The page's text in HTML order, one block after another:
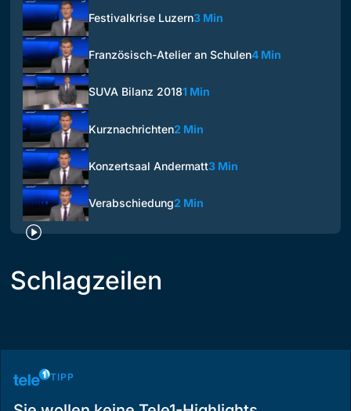
Festivalkrise Luzern3 Min
Französisch-Atelier an Schulen4 Min
SUVA Bilanz 20181 Min
Kurznachrichten2 Min
Konzertsaal Andermatt3 Min
Verabschiedung2 Min
Schlagzeilen
TIPP